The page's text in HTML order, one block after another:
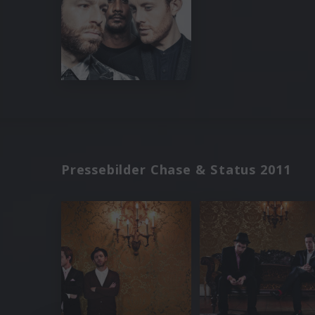
Pressebilder Chase & Status 2011